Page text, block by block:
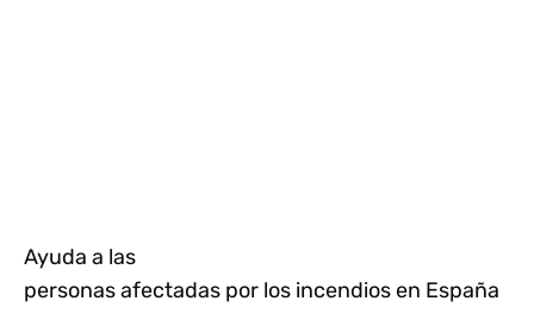
Ayuda a las
personas afectadas por los incendios en España